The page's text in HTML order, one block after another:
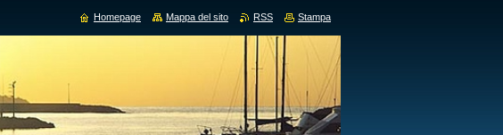
Homepage Mappa del sito RSS Stampa